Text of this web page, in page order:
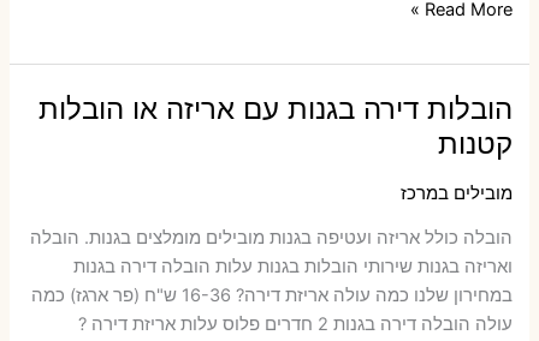
הובלות
בכפר
עם
אריזה
קטנות
Read More »
הובלות דירה בגנות עם אריזה או הובלות
קטנות
מובילים במרכז
הובלה כולל אריזה ועטיפה בגנות ‫מובילים מומלצים בגנות. הובלה
ואריזה בגנות שירותי הובלות בגנות עלות הובלה דירה בגנות
במחירון שלנו כמה עולה אריזת דירה​? 16-36 ש"ח (פר ארגז) כמה
עולה הובלה דירה בגנות 2 חדרים פלוס עלות אריזת דירה ?